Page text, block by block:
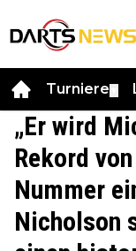
Turniere
„Er wird
Rekord
Nummer
Nicholson